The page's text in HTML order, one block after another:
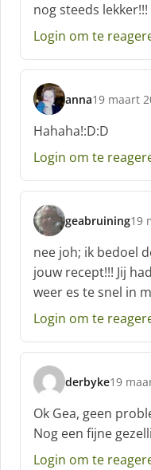
nog steeds lekker!!!
Login om te
anna
s
c
h
r
e
f
:
19 maart
Hahaha!:D:D
Login om te
geabruining
s
h
r
e
e
:
19
nee joh; ik bedoel
jouw recept!!! Jij
weer es te snel in
Login om te
derbyke
s
c
h
r
e
19
Ok Gea, geen
Nog een fijne
Login om te